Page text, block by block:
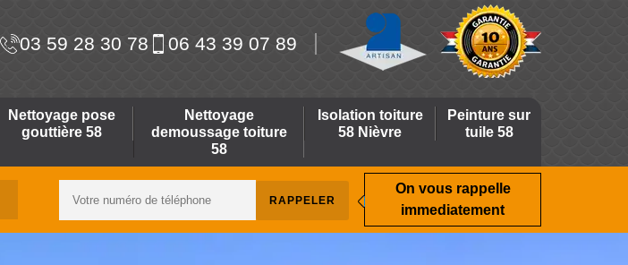
03 59 28 30 78 06 43 39 07 89
Nettoyage pose
gouttière 58
Nettoyage
demoussage toiture
58
Isolation toiture
58 Nièvre
Peinture sur
tuile 58
On vous rappelle
immediatement